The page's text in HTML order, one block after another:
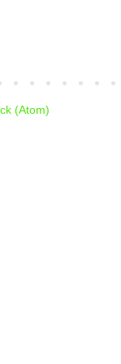
(Atom)